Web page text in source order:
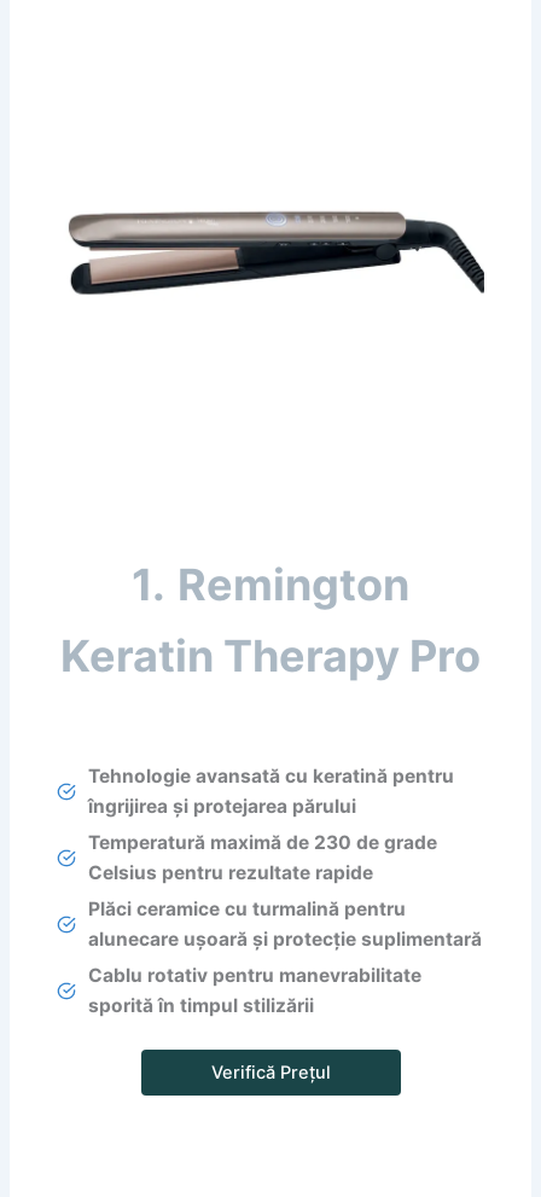
1. Remington
Keratin Therapy Pro
Tehnologie avansată cu keratină pentru
îngrijirea și protejarea părului
Temperatură maximă de 230 de grade
Celsius pentru rezultate rapide
Plăci ceramice cu turmalină pentru
alunecare ușoară și protecție suplimentară
Cablu rotativ pentru manevrabilitate
sporită în timpul stilizării
Verifică Prețul